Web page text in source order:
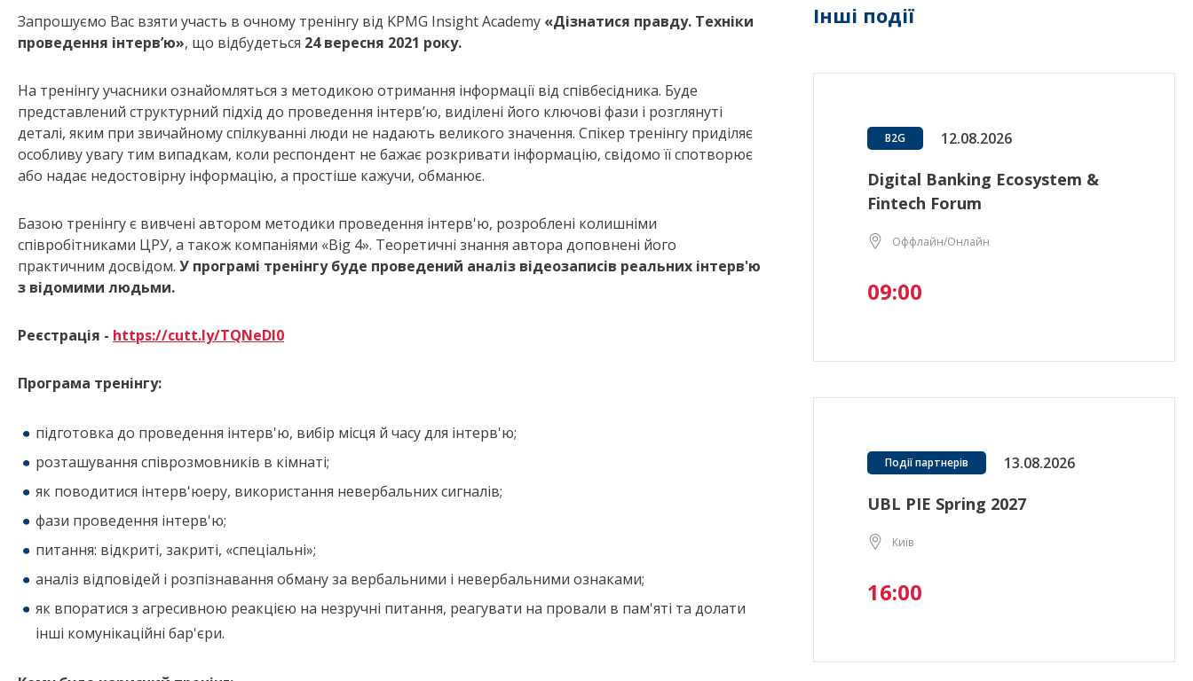
Запрошуємо Вас взяти участь в очному тренінгу від KPMG Insight Academy «Дізнатися правду. Техніки
проведення інтерв’ю», що відбудеться 24вересня 2021 року.
На тренінгу учасники ознайомляться з методикою отримання інформації від співбесідника. Буде
представлений структурний підхід до проведення інтерв’ю, виділені його ключові фази і розглянуті
деталі, яким при звичайному спілкуванні люди не надають великого значення. Спікер тренінгу приділяє
особливу увагу тим випадкам, коли респондент не бажає розкривати інформацію, свідомо її спотворює
або надає недостовірну інформацію, а простіше кажучи, обманює.
Базою тренінгу є вивчені автором методики проведення інтерв'ю, розроблені колишніми
співробітниками ЦРУ, а також компаніями «Big 4». Теоретичні знання автора доповнені його
практичним досвідом. У програмі тренінгу буде проведений аналіз відеозаписів реальних інтерв'ю
з відомими людьми.
Реєстрація - https://cutt.ly/TQNeDI0
Програма тренінгу:
підготовка до проведення інтерв'ю, вибір місця й часу для інтерв'ю;
розташування співрозмовників в кімнаті;
як поводитися інтерв'юеру, використання невербальних сигналів;
фази проведення інтерв'ю;
питання: відкриті, закриті, «спеціальні»;
аналіз відповідей і розпізнавання обману за вербальними і невербальними ознаками;
як впоратися з агресивною реакцією на незручні питання, реагувати на провали в пам'яті та долати
інші комунікаційні бар'єри.
Інші події
B2G 12.08.2026
Digital Banking Ecosystem &
Fintech Forum
Оффлайн/Онлайн
09:00
Події партнерів 13.08.2026
UBL PIE Spring 2027
Київ
16:00